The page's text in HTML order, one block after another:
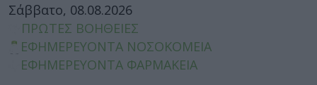
Σάββατο, 08.08.2026
ΠΡΩΤΕΣ ΒΟΗΘΕΙΕΣ
ΕΦΗΜΕΡΕΥΟΝΤΑ ΝΟΣΟΚΟΜΕΙΑ
ΕΦΗΜΕΡΕΥΟΝΤΑ ΦΑΡΜΑΚΕΙΑ